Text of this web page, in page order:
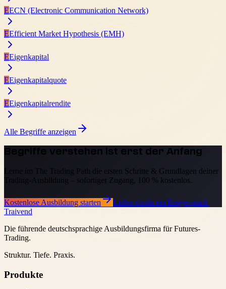
EECN (Electronic Communication Network)
EEfficient Market Hypothesis (EMH)
EEigenkapital
EEigenkapitalquote
EEigenkapitalrendite
Alle Begriffe anzeigen
Begriffe verstehen ist erst der Anfang
Lerne im The Trading Path die ersten Schritte & Grundlagen deiner
Trading-Ausbildung – sofortiger Zugang, 100 % kostenlos.
Kostenlose Ausbildung starten
Lieber direkt ein Erstgespräch
Traivend
Die führende deutschsprachige Ausbildungsfirma für Futures-
Trading.
Struktur. Tiefe. Praxis.
Produkte